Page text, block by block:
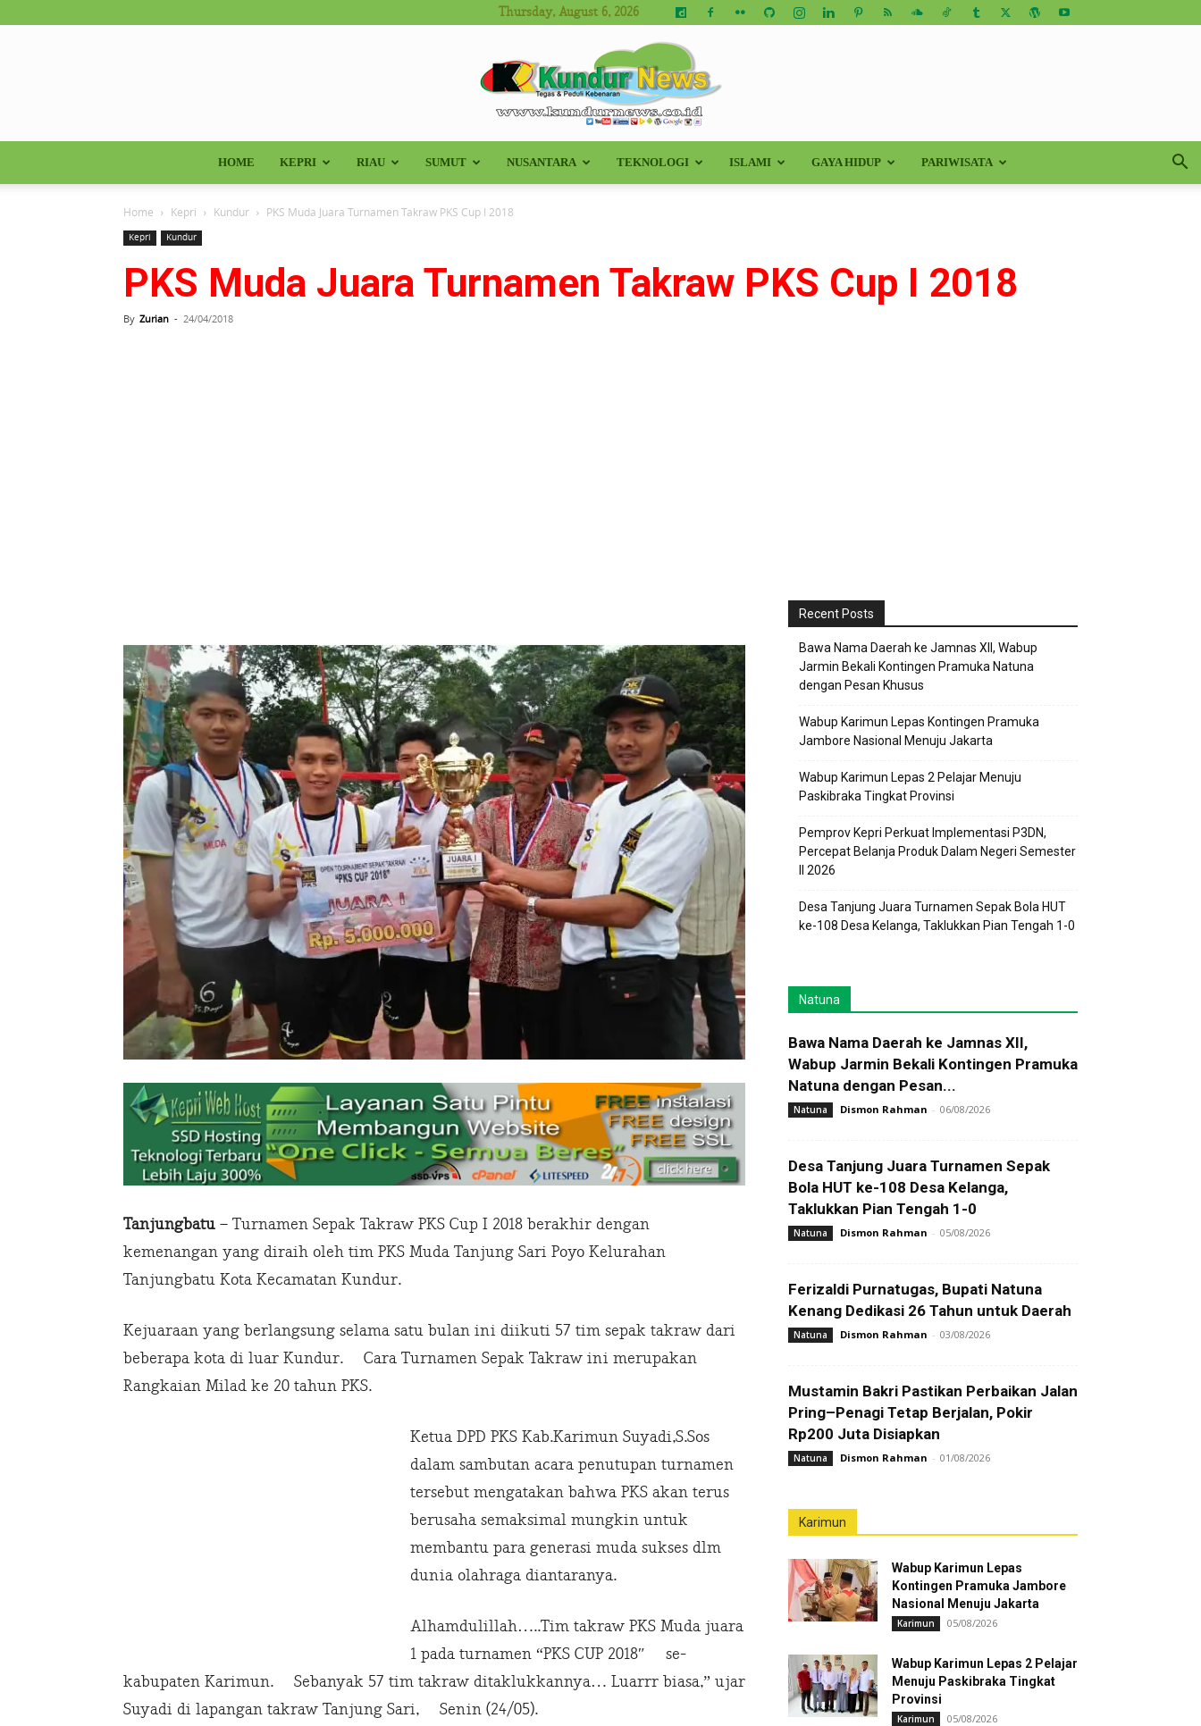
Thursday, August 6, 2026
Kundur
News
HOME KEPRI RIAU SUMUT NUSANTARA TEKNOLOGI ISLAMI GAYA HIDUP PARIWISATA
Home Kepri Kundur PKS Muda Juara Turnamen Takraw PKS Cup I 2018
Kepri Kundur
PKS Muda Juara Turnamen Takraw PKS Cup I 2018
By Zurian - 24/04/2018
Tanjungbatu – Turnamen Sepak Takraw PKS Cup I 2018 berakhir dengan
kemenangan yang diraih oleh tim PKS Muda Tanjung Sari Poyo Kelurahan
Tanjungbatu Kota Kecamatan Kundur.
Kejuaraan yang berlangsung selama satu bulan ini diikuti 57 tim sepak takraw dari
beberapa kota di luar Kundur. Cara Turnamen Sepak Takraw ini merupakan
Rangkaian Milad ke 20 tahun PKS.
Ketua DPD PKS Kab.Karimun Suyadi,S.Sos
dalam sambutan acara penutupan turnamen
tersebut mengatakan bahwa PKS akan terus
berusaha semaksimal mungkin untuk
membantu para generasi muda sukses dlm
dunia olahraga diantaranya.
Alhamdulillah…..Tim takraw PKS Muda juara
1 pada turnamen “PKS CUP 2018″ se-
kabupaten Karimun. Sebanyak 57 tim takraw ditaklukkannya… Luarrr biasa,” ujar
Suyadi di lapangan takraw Tanjung Sari, Senin (24/05).
Recent Posts
Bawa Nama Daerah ke Jamnas XII, Wabup
Jarmin Bekali Kontingen Pramuka Natuna
dengan Pesan Khusus
Wabup Karimun Lepas Kontingen Pramuka
Jambore Nasional Menuju Jakarta
Wabup Karimun Lepas 2 Pelajar Menuju
Paskibraka Tingkat Provinsi
Pemprov Kepri Perkuat Implementasi P3DN,
Percepat Belanja Produk Dalam Negeri Semester
II 2026
Desa Tanjung Juara Turnamen Sepak Bola HUT
ke-108 Desa Kelanga, Taklukkan Pian Tengah 1-0
Natuna
Bawa Nama Daerah ke Jamnas XII,
Wabup Jarmin Bekali Kontingen Pramuka
Natuna dengan Pesan...
Natuna Dismon Rahman - 06/08/2026
Desa Tanjung Juara Turnamen Sepak
Bola HUT ke-108 Desa Kelanga,
Taklukkan Pian Tengah 1-0
Natuna Dismon Rahman - 05/08/2026
Ferizaldi Purnatugas, Bupati Natuna
Kenang Dedikasi 26 Tahun untuk Daerah
Natuna Dismon Rahman - 03/08/2026
Mustamin Bakri Pastikan Perbaikan Jalan
Pring–Penagi Tetap Berjalan, Pokir
Rp200 Juta Disiapkan
Natuna Dismon Rahman - 01/08/2026
Karimun
Wabup Karimun Lepas
Kontingen Pramuka Jambore
Nasional Menuju Jakarta
Karimun 05/08/2026
Wabup Karimun Lepas 2 Pelajar
Menuju Paskibraka Tingkat
Provinsi
Karimun 05/08/2026